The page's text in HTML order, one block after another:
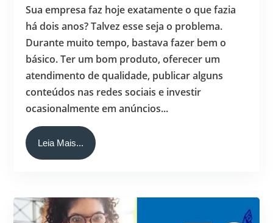
Sua empresa faz hoje exatamente o que fazia
há dois anos? Talvez esse seja o problema.
Durante muito tempo, bastava fazer bem o
básico. Ter um bom produto, oferecer um
atendimento de qualidade, publicar alguns
conteúdos nas redes sociais e investir
ocasionalmente em anúncios...
Leia Mais...